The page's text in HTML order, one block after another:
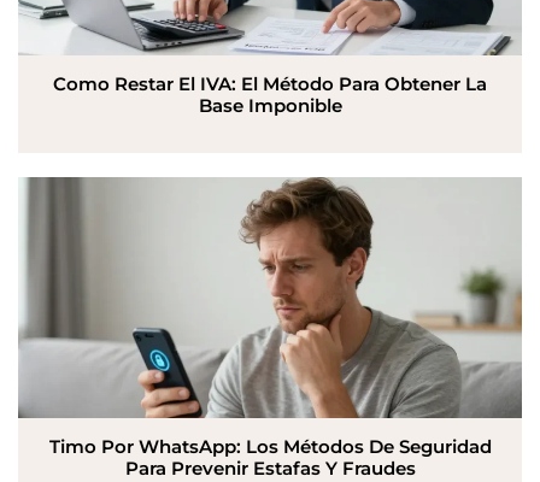
Como Restar El IVA: El Método Para Obtener La
Base Imponible
Timo Por WhatsApp: Los Métodos De Seguridad
Para Prevenir Estafas Y Fraudes